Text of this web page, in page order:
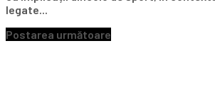
legate...
Postarea următoare